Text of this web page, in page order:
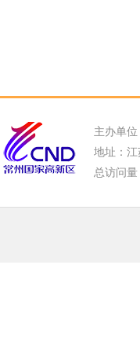
主办单
地址：江
总访问量